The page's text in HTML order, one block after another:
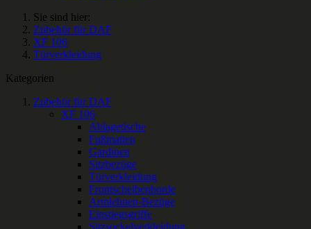
Sie sind hier:
Zubehör für DAF
XF 106
Türverkleidung
Kategorien
Zubehör für DAF
XF 106
Ablagetische
Fußmatten
Gardinen
Sitzbezüge
Türverkleidung
Frontscheibenborde
Armlehnen-Bezüge
Einstiegsgriffe
Sitzsockelverkleidung